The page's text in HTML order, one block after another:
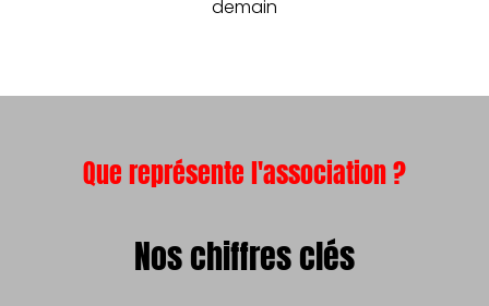
demain
Que représente l'association ?
Nos chiffres clés